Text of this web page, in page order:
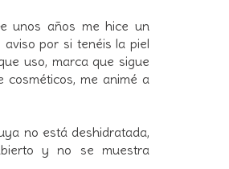
unos años me hice un
por si tenéis la piel
uso, marca que sigue
cosméticos, me animé a
no está deshidratada,
y no se muestra